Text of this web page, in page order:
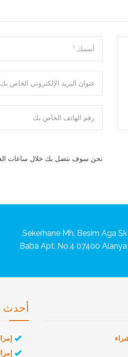
نحن سوف نتصل بك خلال ساعات
Sekerhane Mh. Besim Aga Sk.
Baba Apt. No:4 07400 Alanya
أحدث